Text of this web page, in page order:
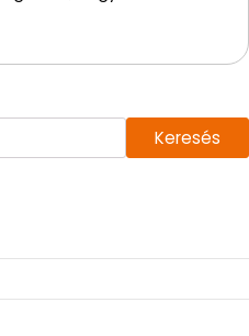
Keresés